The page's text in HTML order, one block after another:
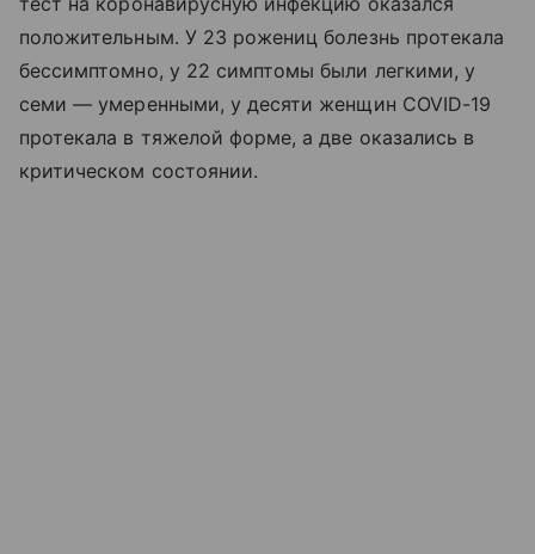
положительным. У 23 рожениц болезнь протекала
бессимптомно, у 22 симптомы были легкими, у
семи — умеренными, у десяти женщин COVID-19
протекала в тяжелой форме, а две оказались в
критическом состоянии.